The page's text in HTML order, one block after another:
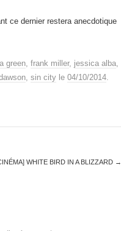
ce dernier restera anecdotique
green frank miller, jessica alba
sin city le 04/10/2014
WHITE BIRD IN A BLIZZARD →